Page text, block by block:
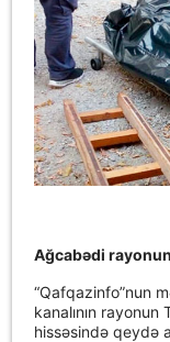
Ağcabədi
“Qafqazinfo”nun
kanalının
hissəsində qeydə